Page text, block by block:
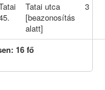
16 fő
Tatai utca
[beazonosítás
alatt]
3